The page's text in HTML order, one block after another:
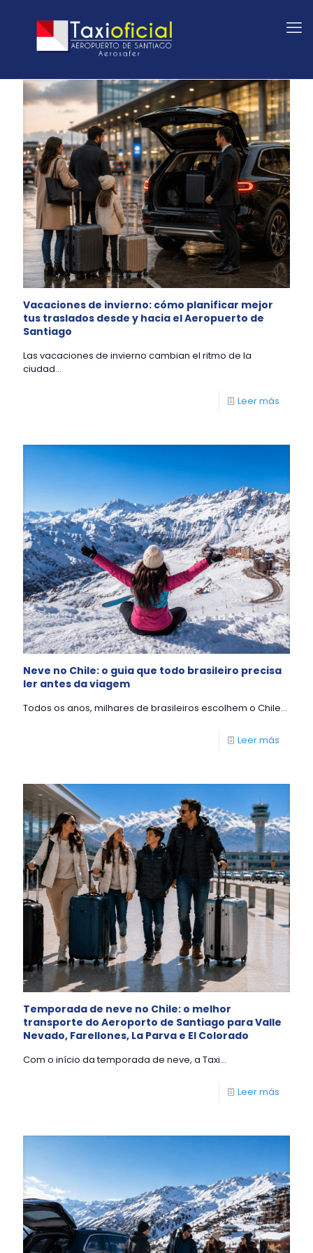
Vacaciones de invierno: cómo planificar mejor
tus traslados desde y hacia el Aeropuerto de
Santiago
Las vacaciones de invierno cambian el ritmo de la
ciudad...
Leer más
Neve no Chile: o guia que todo brasileiro precisa
ler antes da viagem
Todos os anos, milhares de brasileiros escolhem o Chile...
Leer más
Temporada de neve no Chile: o melhor
transporte do Aeroporto de Santiago para Valle
Nevado, Farellones, La Parva e El Colorado
Com o início da temporada de neve, a Taxi...
Leer más